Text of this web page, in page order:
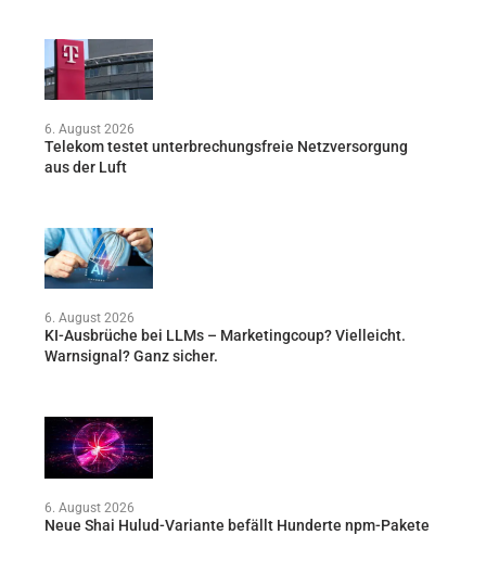
6. August 2026
Telekom testet unterbrechungsfreie Netzversorgung
aus der Luft
6. August 2026
KI-Ausbrüche bei LLMs – Marketingcoup? Vielleicht.
Warnsignal? Ganz sicher.
6. August 2026
Neue Shai Hulud-Variante befällt Hunderte npm-Pakete